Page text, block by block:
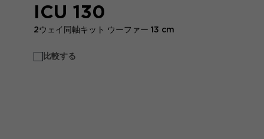
ICU 130
2ウェイ同軸キット ウーファー 13 cm
比較する